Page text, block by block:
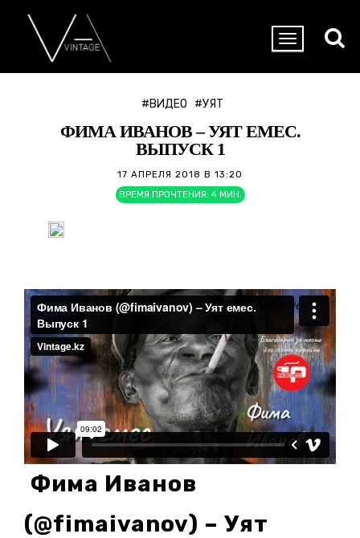
#ВИДЕО #УЯТ
ФИМА ИВАНОВ – УЯТ ЕМЕС.
ВЫПУСК 1
17 АПРЕЛЯ 2018 В 13:20
ВРЕМЯ ПРОЧТЕНИЯ: 4 МИН.
Фима Иванов
(@fimaivanov) – Уят